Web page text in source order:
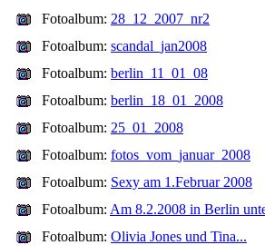
Fotoalbum: 28_12_2007_nr2
Fotoalbum: scandal_jan2008
Fotoalbum: berlin_11_01_08
Fotoalbum: berlin_18_01_2008
Fotoalbum: 25_01_2008
Fotoalbum: fotos_vom_januar_2008
Fotoalbum: Sexy am 1.Februar 2008
Fotoalbum: Am 8.2.2008 in Berlin
Fotoalbum: Olivia Jones und Tina...